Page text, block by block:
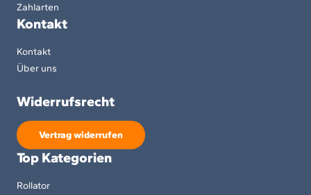
Zahlarten
Kontakt
Kontakt
Über uns
Widerrufsrecht
Vertrag widerrufen
Top Kategorien
Rollator